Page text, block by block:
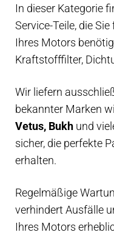
Original
Service-kits
Anlasser
Lichtmaschinen
In dieser Kategorie
Service-Teile, die
Ihres Motors
Kraftstofffilter,
Wir liefern
bekannter Marken
Vetus, Bukhund
sicher, die perfekte
erhalten.
Regelmäßige
verhindert Ausfälle
Ihres Motors